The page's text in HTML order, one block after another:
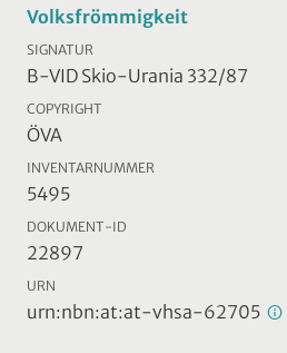
Volksfrömmigkeit
SIGNATUR
B-VID Skio-Urania 332/87
COPYRIGHT
ÖVA
INVENTARNUMMER
5495
DOKUMENT-ID
22897
URN
urn:nbn:at:at-vhsa-62705